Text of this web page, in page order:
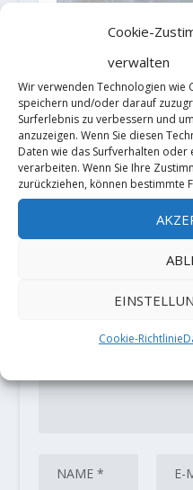
Cookie-
verwalten
Wir verwenden Technologien wie
speichern und/oder darauf
Surferlebnis zu verbessern und
anzuzeigen. Wenn Sie diesen
Daten wie das Surfverhalten
verarbeiten. Wenn Sie Ihre
zurückziehen, können bestimmte
Cookie-Richtlinie
IFSC Climbing
- Meiringen (SUI)
8. April 2019
HINTERLASSE
Deine E-Mail-
sind mit*